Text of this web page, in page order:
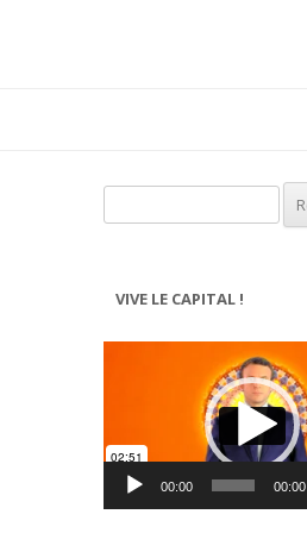
VIVE LE CAPITAL !
Lecteur
00:00 00:00